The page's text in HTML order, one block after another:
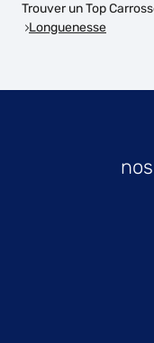
Trouver un Top
Longuenesse